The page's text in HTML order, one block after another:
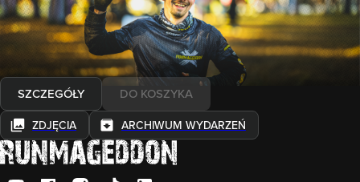
JURAPARK BAŁTÓW
Wybierz formułę
od
Najniższa cena z ostatnich 30 dni:
SZCZEGÓŁY DO KOSZYKA
ZDJĘCIA ARCHIWUM WYDARZEŃ